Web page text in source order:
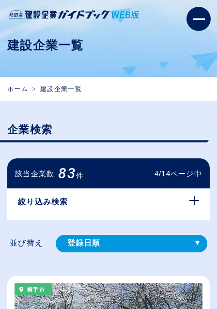
建設企業一覧
ホーム 建設企業一覧
企業検索
該当企業数 83件 4/14ページ中
絞り込み検索
並び替え 登録⽇順
（⾼卒の給与を基準）
従業員が多い順
横手市